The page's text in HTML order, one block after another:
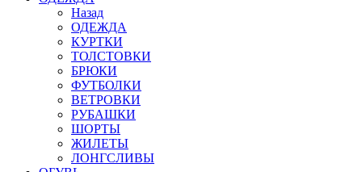
Назад
ОДЕЖДА
КУРТКИ
ТОЛСТОВКИ
БРЮКИ
ФУТБОЛКИ
ВЕТРОВКИ
РУБАШКИ
ШОРТЫ
ЖИЛЕТЫ
ЛОНГСЛИВЫ